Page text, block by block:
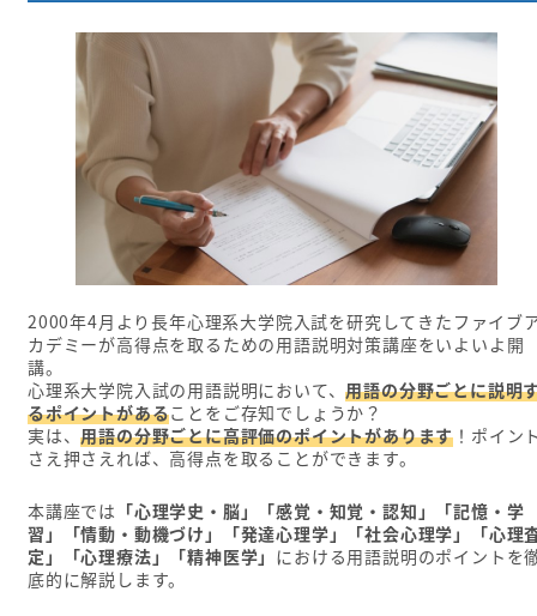
2000年4月より長年心理系大学院入試を研究してきたファイブ
カデミーが高得点を取るための用語説明対策講座をいよいよ開
講。
心理系大学院入試の用語説明において、用語の分野ごとに説明
るポイントがあることをご存知でしょうか？
実は、用語の分野ごとに高評価のポイントがあります ！ポイン
さえ押さえれば、高得点を取ることができます。
本講座では 「心理学史・脳」「感覚・知覚・認知」「記憶・学
習」「情動・動機づけ」「発達心理学」「社会心理学」「心理
定」「心理療法」「精神医学」 における用語説明のポイントを
底的に解説します。